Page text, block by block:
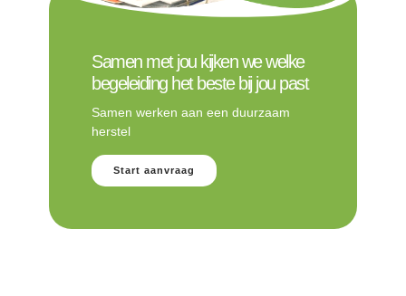
Samen met jou kijken we welke
begeleiding het beste bij jou past
Samen werken aan een duurzaam
herstel
Start aanvraag